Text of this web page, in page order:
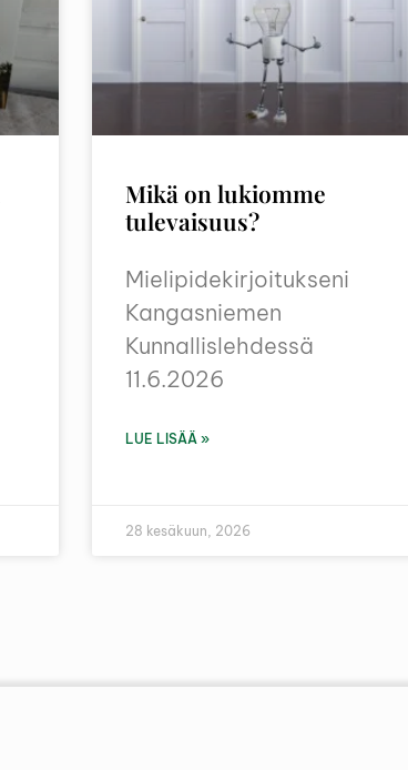
Mikä on lukiomme
tulevaisuus?
Mielipidekirjoitukseni
Kangasniemen
Kunnallislehdessä
11.6.2026
LUE LISÄÄ »
28 kesäkuun, 2026